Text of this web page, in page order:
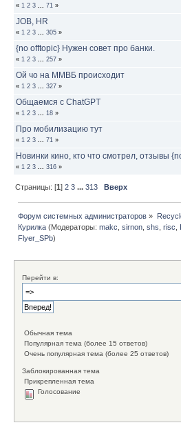
« 1 2 3 71 »
JOB, HR
« 1 2 3 305 »
{no offtopic} Нужен совет про банки.
« 1 2 3 257 »
Ой чо на ММВБ происходит
« 1 2 3 327 »
Общаемся с ChatGPT
« 1 2 3 18 »
Про мобилизацию тут
« 1 2 3 71 »
Новинки кино, кто что смотрел, отзывы
« 1 2 3 316 »
Страницы: [1]2 3 ...313 Вверх
Форум системных администраторов »
Курилка (Модераторы:makc ,sirnon ,shs ,risc
Flyer_SPb)
Перейти в:
Обычная тема
Популярная тема (более 15 ответов)
Очень популярная тема (более 25 ответов)
Заблокированная тема
Прикрепленная тема
Голосование